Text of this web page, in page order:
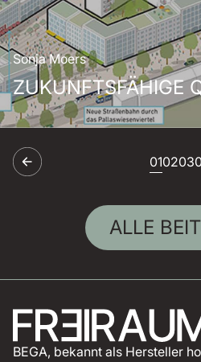
Sonja Moers
ZUKUNFTSFÄHIGE
ALLE
BEGA, bekannt als Hersteller